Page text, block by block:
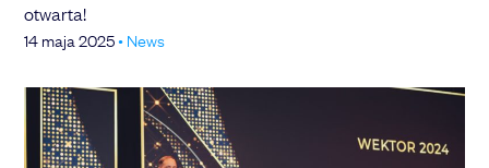
otwarta!
14 maja 2025• News